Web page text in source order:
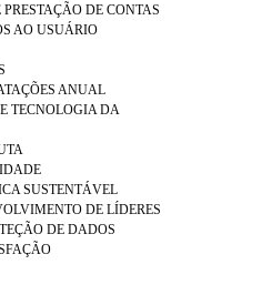
DE CONTAS
AO USUÁRIO
ANUAL
TECNOLOGIA DA
SUSTENTÁVEL
DE LÍDERES
DE DADOS